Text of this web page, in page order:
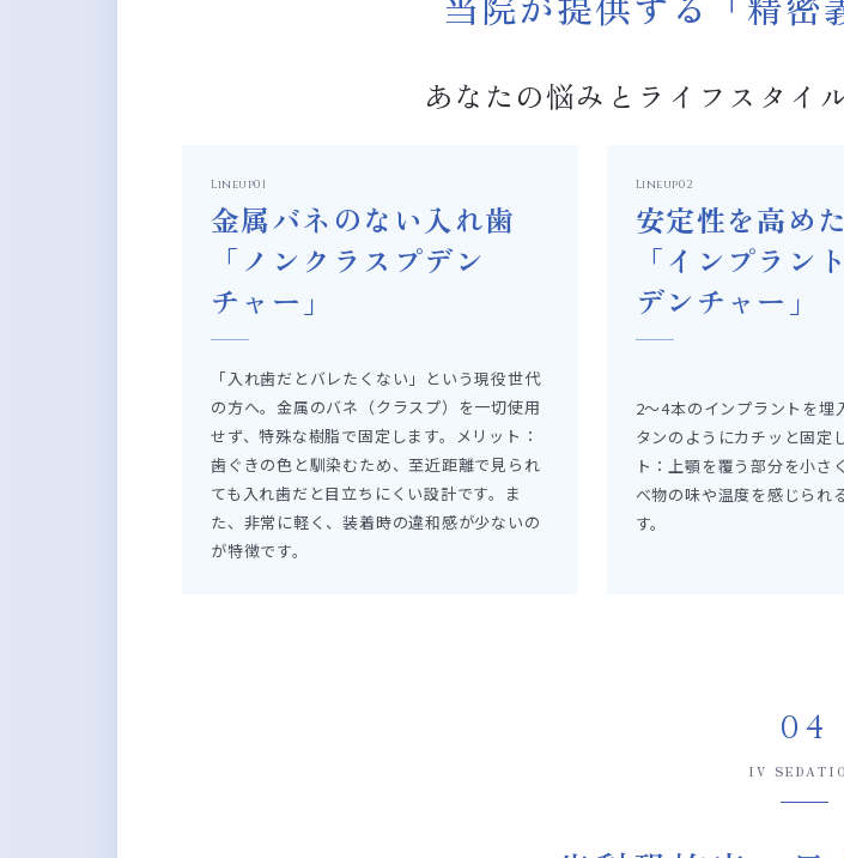
当院が提供する「精密
あなたの悩みとライフスタイ
Lineup01
金属バネのない入れ歯
「ノンクラスプデン
チャー」
「入れ歯だとバレたくない」という現役世代
の方へ。金属のバネ（クラスプ）を一切使用
せず、特殊な樹脂で固定します。メリット：
歯ぐきの色と馴染むため、至近距離で見られ
ても入れ歯だと目立ちにくい設計です。ま
た、非常に軽く、装着時の違和感が少ないの
が特徴です。
Lineup02
安定性を高めた
「インプラン
デンチャー」
2〜4本のインプラントを埋
タンのようにカチッと固定
ト：上顎を覆う部分を小さ
べ物の味や温度を感じられ
す。
04
IV